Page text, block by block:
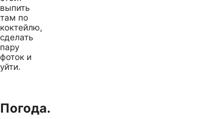
выпить
там по
коктейлю,
сделать
пару
фоток и
уйти.
Погода.